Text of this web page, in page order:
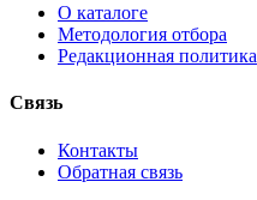
О каталоге
Методология отбора
Редакционная политика
Связь
Контакты
Обратная связь